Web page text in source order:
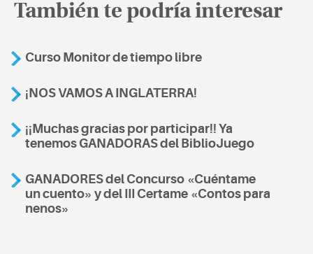
También te podría interesar
Curso Monitor de tiempo libre
¡NOS VAMOS A INGLATERRA!
¡¡Muchas gracias por participar!! Ya
tenemos GANADORAS del BiblioJuego
GANADORES del Concurso «Cuéntame
un cuento» y del III Certame «Contos para
nenos»